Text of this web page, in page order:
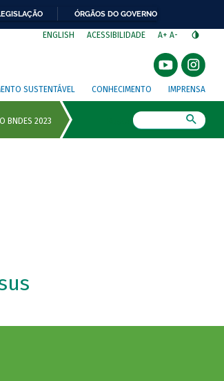
ÓRGÃOS DO GOVERNO
ENGLISH ACESSIBILIDADE A+ A-
SUSTENTÁVEL CONHECIMENTO IMPRENSA